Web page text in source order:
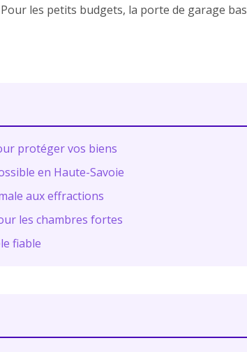
les petits budgets, la porte de garage
protéger vos biens
en Haute-Savoie
aux effractions
les chambres fortes
fiable